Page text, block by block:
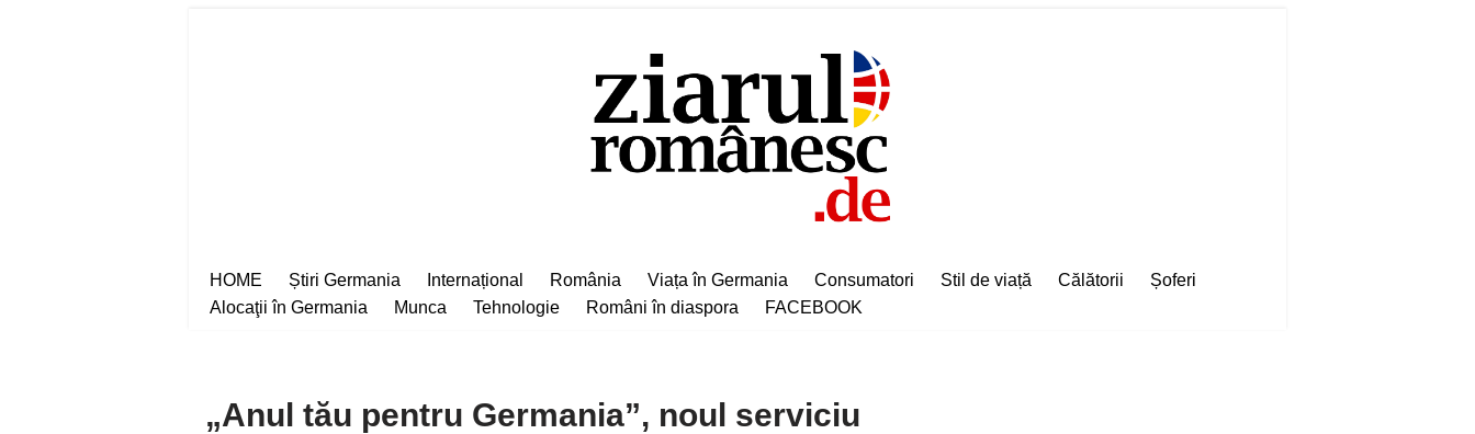
HOME Știri Germania Internațional România Viața în Germania Consumatori Stil de viață Călătorii
Șoferi
Alocaţii în Germania
Munca Tehnologie Români în diaspora FACEBOOK
„Anul tău pentru Germania”, noul serviciu